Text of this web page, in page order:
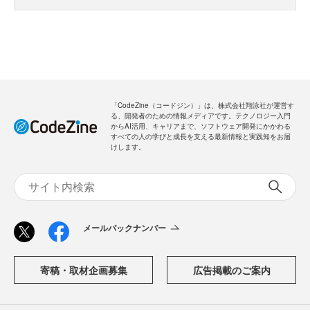
「CodeZine（コードジン）」は、株式会社翔泳社が運営す
る、開発者のための情報メディアです。テクノロジー入門
からAI活用、キャリアまで、ソフトウェア開発にかかわる
すべての人の学びと成長を支える最新情報と実践知をお届
けします。
メールバックナンバー
寄稿・取材企画募集 広告掲載のご案内